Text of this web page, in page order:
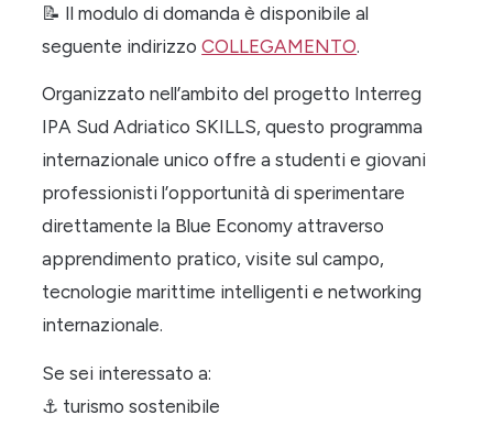
📝 Il modulo di domanda è disponibile al
seguente indirizzoCOLLEGAMENTO.
Organizzato nell’ambito del progetto Interreg
IPA Sud Adriatico SKILLS, questo programma
internazionale unico offre a studenti e giovani
professionisti l’opportunità di sperimentare
direttamente la Blue Economy attraverso
apprendimento pratico, visite sul campo,
tecnologie marittime intelligenti e networking
internazionale.
Se sei interessato a:
⚓ turismo sostenibile